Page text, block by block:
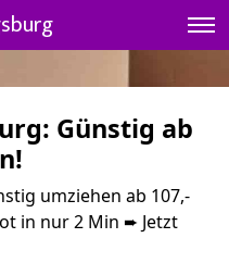
Günstig ab
umziehen ab 107,-
in nur 2 Min ➨ Jetzt